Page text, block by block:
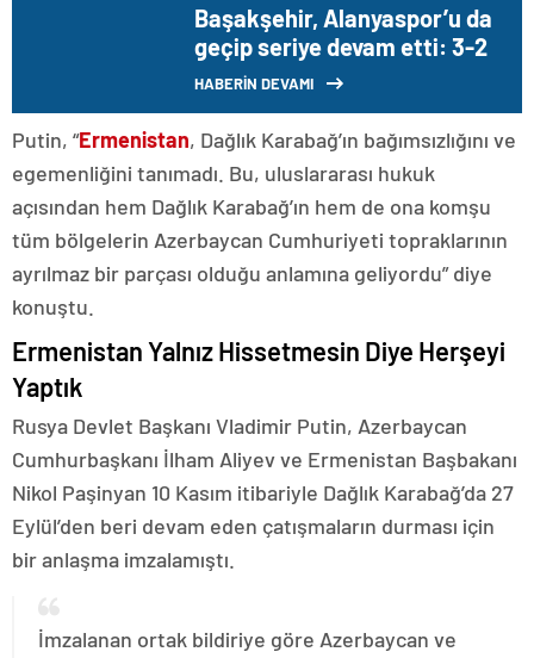
Başakşehir, Alanyaspor’u da
geçip seriye devam etti: 3-2
HABERİN DEVAMI
Putin, “Ermenistan, Dağlık Karabağ’ın bağımsızlığını ve
egemenliğini tanımadı. Bu, uluslararası hukuk
açısından hem Dağlık Karabağ’ın hem de ona komşu
tüm bölgelerin Azerbaycan Cumhuriyeti topraklarının
ayrılmaz bir parçası olduğu anlamına geliyordu” diye
konuştu.
Ermenistan Yalnız Hissetmesin Diye Herşeyi
Yaptık
Rusya Devlet Başkanı Vladimir Putin, Azerbaycan
Cumhurbaşkanı İlham Aliyev ve Ermenistan Başbakanı
Nikol Paşinyan 10 Kasım itibariyle Dağlık Karabağ’da 27
Eylül’den beri devam eden çatışmaların durması için
bir anlaşma imzalamıştı.
İmzalanan ortak bildiriye göre Azerbaycan ve